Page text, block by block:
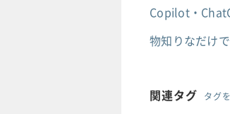
Copilot・
物知りなだけ
関連タグ タグ